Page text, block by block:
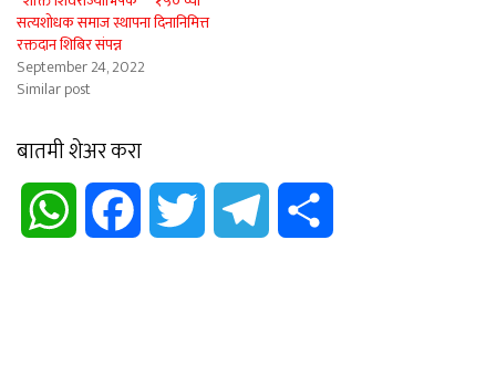
सत्यशोधक समाज स्थापना दिनानिमित्त
रक्तदान शिबिर संपन्न
September 24, 2022
Similar post
बातमी शेअर करा
WhatsApp Facebook Twitter Telegram